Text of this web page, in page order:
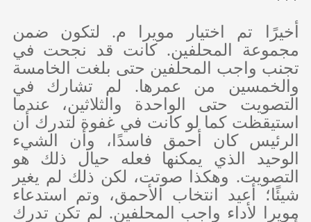
أخيرًا تم اختيار مويرا م. لتكون ضمن
مجموعة المحلفين. كانت قد نجحت في
تجنب واجب المحلفين حتى بلغت الخامسة
والخمسين من عمرها. لم تشارك في
التصويت حتى الواحدة والثلاثين، عندما
استيقظت كما لو كانت في غفوة لتدرك أن
الرئيس كان أحمق فاسدًا، وأن الشيء
الوحيد الذي يمكنها فعله حيال ذلك هو
التصويت. وهكذا صوتت، لكن ذلك لم يغير
شيئًا؛ أعيد انتخاب الأحمق، وتم استدعاء
مويرا لأداء واجب المحلفين. لم تكن تدرك